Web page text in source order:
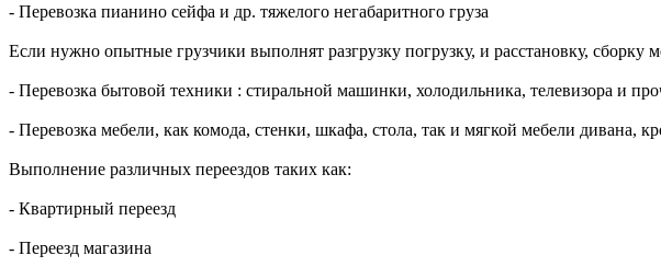
- Перевозка пианино сейфа и др. тяжелого негабаритного груза
Если нужно опытные грузчики выполнят разгрузку погрузку, и расстановку, сборку
- Перевозка бытовой техники : стиральной машинки, холодильника, телевизора и
- Перевозка мебели, как комода, стенки, шкафа, стола, так и мягкой мебели дивана,
Выполнение различных переездов таких как:
- Квартирный переезд
- Переезд магазина